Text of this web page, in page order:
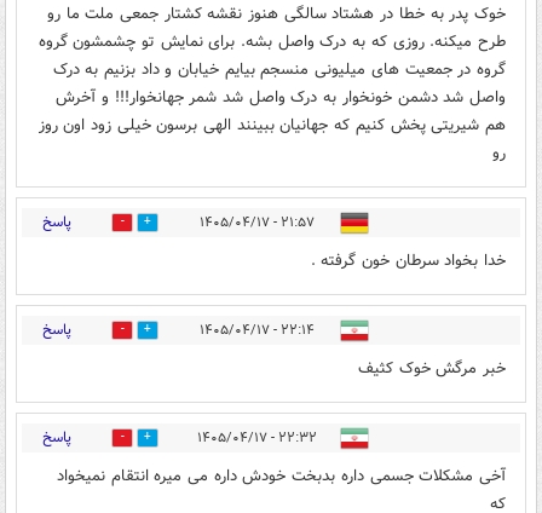
خوک پدر به خطا در هشتاد سالگی هنوز نقشه کشتار جمعی ملت ما رو
طرح میکنه. روزی که به درک واصل بشه. برای نمایش تو چشمشون گروه
گروه در جمعیت های میلیونی منسجم بیایم خیابان و داد بزنیم به درک
واصل شد دشمن خونخوار به درک واصل شد شمر جهانخوار!!! و آخرش
هم شیریتی پخش کنیم که جهانیان ببینند الهی برسون خیلی زود اون روز
رو
۲۱:۵۷ - ۱۴۰۵/۰۴/۱۷ 16 پاسخ
خدا بخواد سرطان خون گرفته .
۲۲:۱۴ - ۱۴۰۵/۰۴/۱۷ 19 پاسخ
خبر مرگش خوک کثیف
۲۲:۳۲ - ۱۴۰۵/۰۴/۱۷ 9 پاسخ
آخی مشکلات جسمی داره بدبخت خودش داره می میره انتقام نمیخواد
که